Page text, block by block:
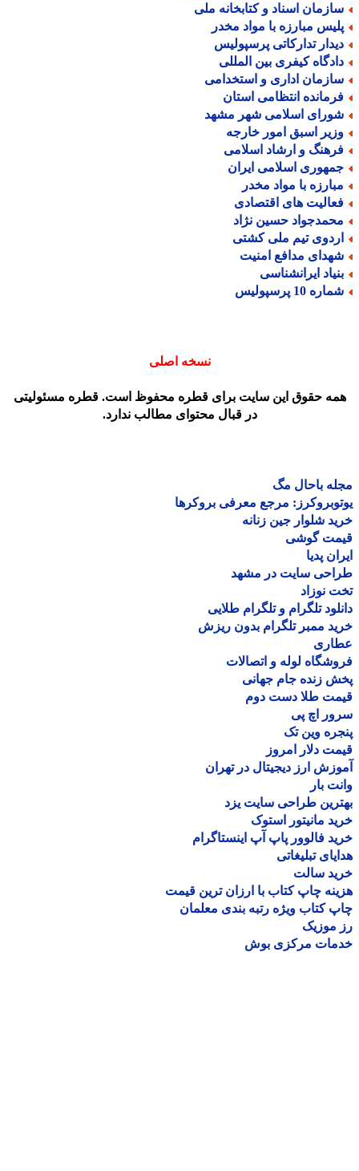
اسناد و کتابخانه ملی
مبارزه با مواد مخدر
تدارکاتی پرسپولیس
کیفری بین المللی
اداری و استخدامی
انتظامی استان
اسلامی شهر مشهد
اسبق امور خارجه
و ارشاد اسلامی
اسلامی ایران
با مواد مخدر
های اقتصادی
حسین نژاد
تیم ملی کشتی
مدافع امنیت
ایرانشناسی
10 پرسپولیس
نسخه اصلی
حقوق این سایت برای قطره محفوظ است. قطره مسئولیتی
در قبال محتوای مطالب ندارد.
باحال مگ
مرجع معرفی بروکرها
شلوار جین زنانه
گوشی
پدیا
سایت در مشهد
نوزاد
تلگرام و تلگرام طلایی
ممبر تلگرام بدون ریزش
لوله و اتصالات
زنده جام جهانی
طلا دست دوم
اچ پی
وین تک
دلار امروز
ارز دیجیتال در تهران
بار
طراحی سایت یزد
مانیتور استوک
فالوور پاپ آپ اینستاگرام
تبلیغاتی
سالت
چاپ کتاب با ارزان ترین قیمت
کتاب ویژه رتبه بندی معلمان
موزیک
مرکزی بوش